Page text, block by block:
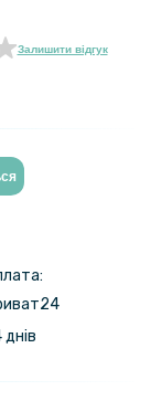
Залишити відгук